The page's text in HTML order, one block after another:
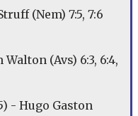
(Nem) 7:5, 7:6
(Avs) 6:3, 6:4,
- Hugo Gaston